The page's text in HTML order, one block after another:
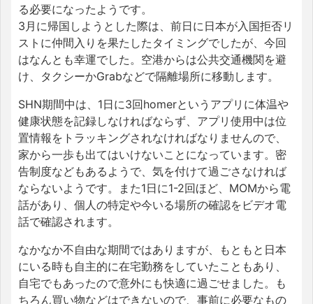
る必要になったようです。
3月に帰国しようとした際は、前日に日本が入国拒否リ
ストに仲間入りを果たしたタイミングでしたが、今回
はなんとも幸運でした。空港からは公共交通機関を避
け、タクシーかGrabなどで隔離場所に移動します。
SHN期間中は、1日に3回homerというアプリに体温や
健康状態を記録しなければならず、アプリ使用中は位
置情報をトラッキングされなければなりませんので、
家から一歩も出てはいけないことになっています。密
告制度などもあるようで、気を付けて過ごさなければ
ならないようです。また1日に1-2回ほど、MOMから電
話があり、個人の特定や今いる場所の確認をビデオ電
話で確認されます。
なかなか不自由な期間ではありますが、もともと日本
にいる時も自主的に在宅勤務をしていたこともあり、
自宅でもあったので意外にも快適に過ごせました。も
ちろん買い物などはできないので、事前に必要なもの